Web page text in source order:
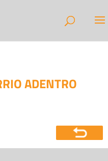
ADENTRO